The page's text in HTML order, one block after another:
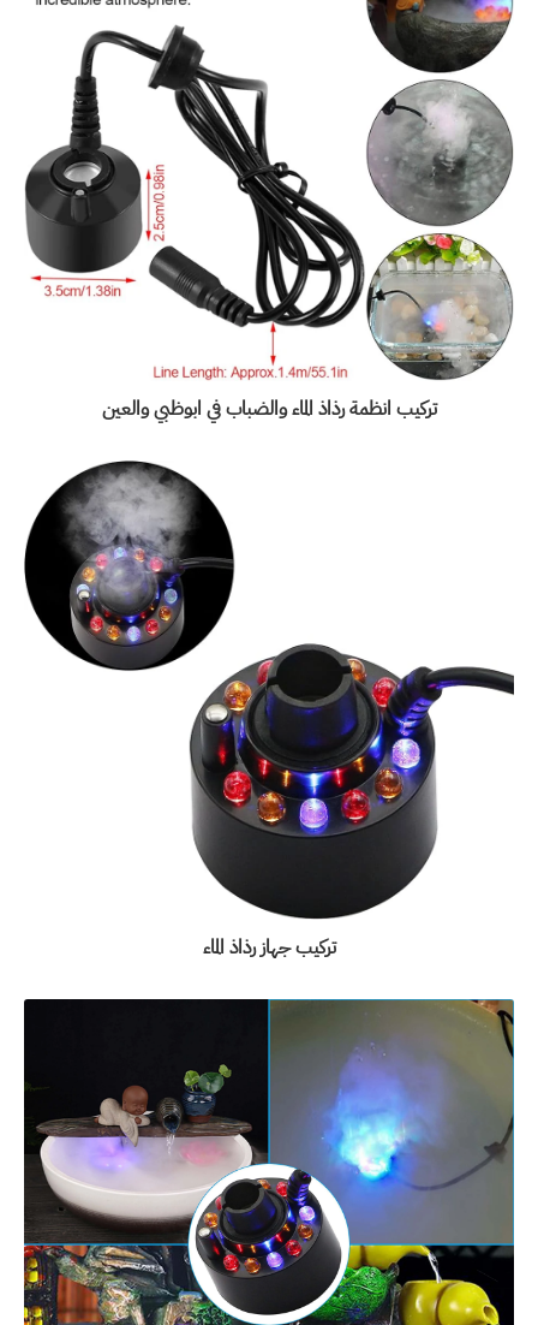
تركيب انظمة رذاذ الماء والضبابفي ابوظبي والعين
تركيب جهاز رذاذ الماء